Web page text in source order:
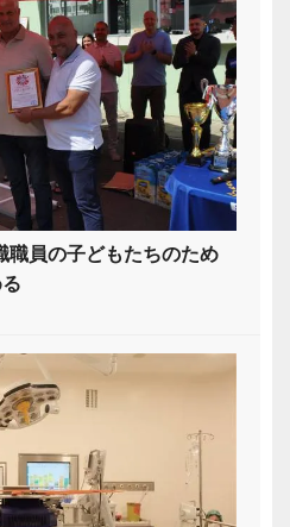
職員の子どもたちのため